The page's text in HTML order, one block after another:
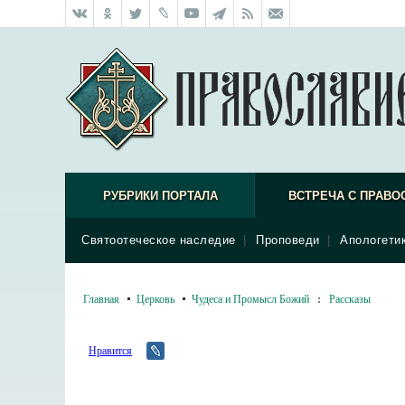
РУБРИКИ ПОРТАЛА ВСТРЕЧА С
Святоотеческое наследие Проповеди
Главная Церковь Чудеса и Промысл Божий : Рассказы
Нравится